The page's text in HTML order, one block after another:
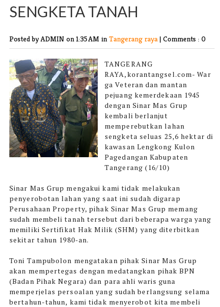
SENGKETA TANAH
Posted by ADMIN on 1:35 AM in Tangerang raya | Comments : 0
TANGERANG
RAYA,korantangsel.com-War
ga Veteran dan mantan
pejuang kemerdekaan 1945
dengan Sinar Mas Grup
kembali berlanjut
memperebutkan lahan
sengketa seluas 25,6 hektar di
kawasan Lengkong Kulon
Pagedangan Kabupaten
Tangerang (16/10)
Sinar Mas Grup mengakui kami tidak melakukan
penyerobotan lahan yang saat ini sudah digarap
Perusahaan Property, pihak Sinar Mas Grup memang
sudah membeli tanah tersebut dari beberapa warga yang
memiliki Sertifikat Hak Milik (SHM) yang diterbitkan
sekitar tahun 1980-an.
Toni Tampubolon mengatakan pihak Sinar Mas Grup
akan mempertegas dengan medatangkan pihak BPN
(Badan Pihak Negara) dan para ahli waris guna
memperjelas persoalan yang sudah berlangsung selama
bertahun-tahun, kami tidak menyerobot kita membeli